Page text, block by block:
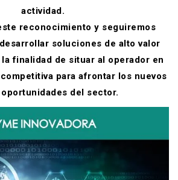
actividad.
reconocimiento y seguiremos
soluciones de alto valor
finalidad de situar al operador en
para afrontar los nuevos
del sector.